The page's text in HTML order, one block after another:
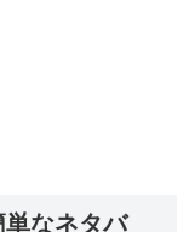
単なネタバ